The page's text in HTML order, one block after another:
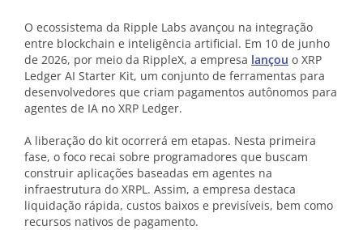
O ecossistema da Ripple Labs avançou na integração
entre blockchain e inteligência artificial. Em 10 de junho
de 2026, por meio da RippleX, a empresa lançou o XRP
Ledger AI Starter Kit, um conjunto de ferramentas para
desenvolvedores que criam pagamentos autônomos para
agentes de IA no XRP Ledger.
A liberação do kit ocorrerá em etapas. Nesta primeira
fase, o foco recai sobre programadores que buscam
construir aplicações baseadas em agentes na
infraestrutura do XRPL. Assim, a empresa destaca
liquidação rápida, custos baixos e previsíveis, bem como
recursos nativos de pagamento.